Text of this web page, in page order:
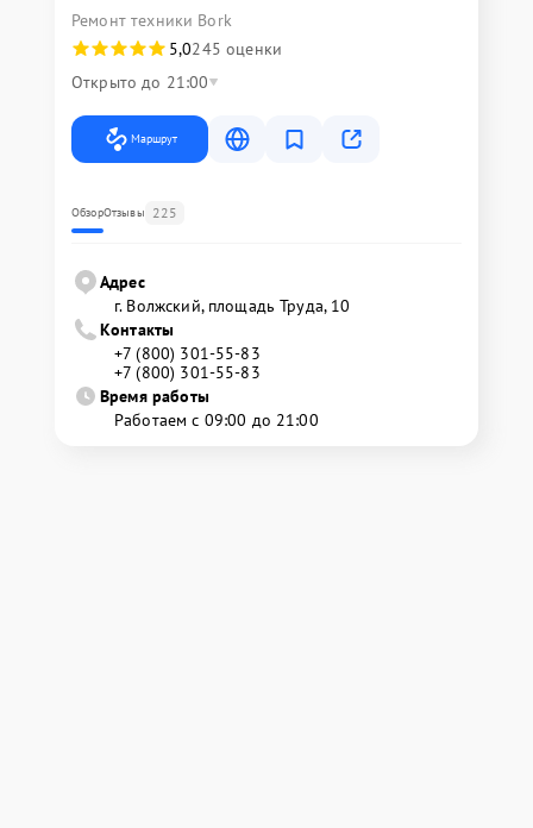
Ремонт техники Bork
5,0245 оценки
Открыто до 21:00
Маршрут
ОбзорОтзывы 225
Адрес
г. Волжский, площадь Труда, 10
Контакты
+7 (800) 301-55-83
+7 (800) 301-55-83
Время работы
Работаем с 09:00 до 21:00